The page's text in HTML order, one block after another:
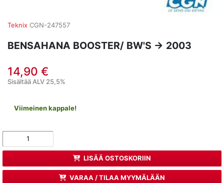
Teknix CGN-247557
BENSAHANA BOOSTER/ BW'S -> 2003
14,90 €
Sisältää ALV 25,5%
Viimeinen kappale!
LISÄÄ OSTOSKORIIN
VARAA / TILAA MYYMÄLÄÄN